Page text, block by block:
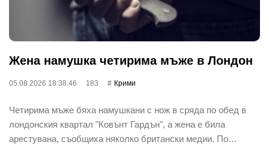
Жена намушка четирима мъже в Лондон
05.08.2026 18:38:46 183 Крими
Четирима мъже бяха намушкани с нож в сряда по обед в
лондонския квартал "Ковънт Гардън", а жена е била
арестувана, съобщиха няколко британски медии. По…